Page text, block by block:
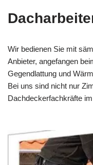
Wir bedienen Sie mit
Anbieter, angefangen
Gegendlattung und
Bei uns sind nicht nur
Dachdeckerfachkräfte